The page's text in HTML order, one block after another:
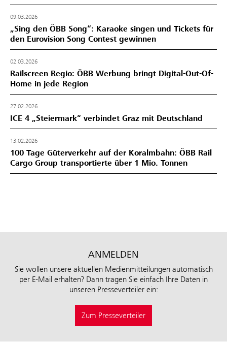
09.03.2026
„Sing den ÖBB Song“: Karaoke singen und Tickets für
den Eurovision Song Contest gewinnen
02.03.2026
Railscreen Regio: ÖBB Werbung bringt Digital-Out-Of-
Home in jede Region
27.02.2026
ICE 4 „Steiermark“ verbindet Graz mit Deutschland
13.02.2026
100 Tage Güterverkehr auf der Koralmbahn: ÖBB Rail
Cargo Group transportierte über 1 Mio. Tonnen
ANMELDEN
Sie wollen unsere aktuellen Medienmitteilungen automatisch
per E-Mail erhalten? Dann tragen Sie einfach Ihre Daten in
unseren Presseverteiler ein:
Zum Presseverteiler